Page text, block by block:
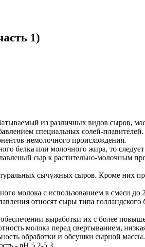
1)
из различных видов сыров,
специальных солей-
немолочного происхождения.
белка или молочного жира, то
сыр к растительно-молочным
сычужных сыров. Кроме
молока с использованием в смеси
относят сыры типа голландского
выработки их с более
молока перед свертыванием,
обработки и обсушки сырной
- pH 5,2-5,3.